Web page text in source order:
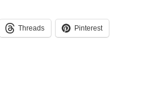
Threads Pinterest